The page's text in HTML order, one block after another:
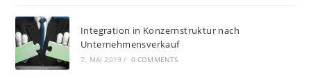
Integration in Konzernstruktur nach
Unternehmensverkauf
7. MAI 2019 / 0 COMMENTS